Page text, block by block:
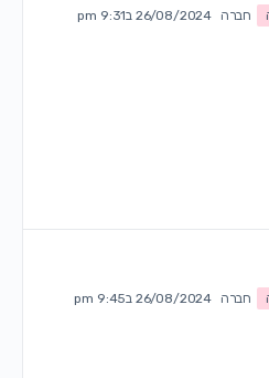
חברה 26/08/2024 ב9:31 pm
חברה 26/08/2024 ב9:45 pm